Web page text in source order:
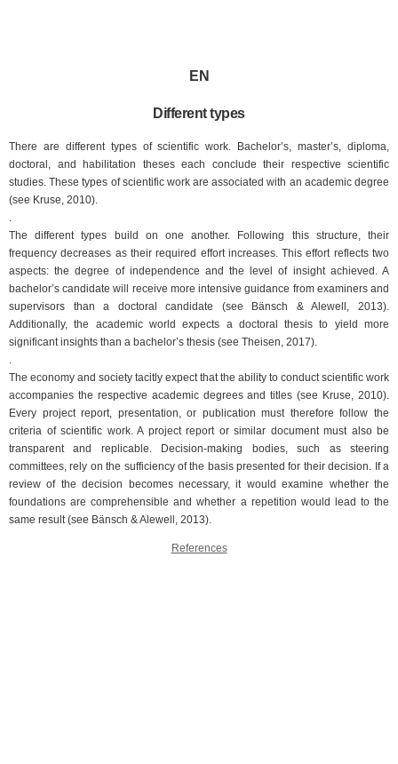
EN
Different types​
There are different types of scientific work. Bachelor’s, master’s, diploma,
doctoral, and habilitation theses each conclude their respective scientific
studies. These types of scientific work are associated with an academic degree
(see Kruse, 2010).
.
The different types build on one another. Following this structure, their
frequency decreases as their required effort increases. This effort reflects two
aspects: the degree of independence and the level of insight achieved. A
bachelor’s candidate will receive more intensive guidance from examiners and
supervisors than a doctoral candidate (see Bänsch & Alewell, 2013).
Additionally, the academic world expects a doctoral thesis to yield more
significant insights than a bachelor’s thesis (see Theisen, 2017).
.
The economy and society tacitly expect that the ability to conduct scientific work
accompanies the respective academic degrees and titles (see Kruse, 2010).
Every project report, presentation, or publication must therefore follow the
criteria of scientific work. A project report or similar document must also be
transparent and replicable. Decision-making bodies, such as steering
committees, rely on the sufficiency of the basis presented for their decision. If a
review of the decision becomes necessary, it would examine whether the
foundations are comprehensible and whether a repetition would lead to the
same result (see Bänsch & Alewell, 2013).
References